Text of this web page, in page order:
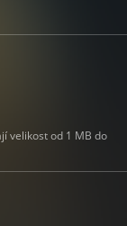
velikost od 1 MB do